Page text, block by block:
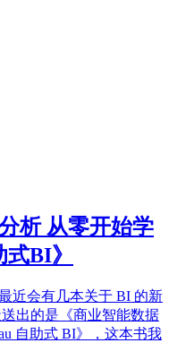
析 从零开始学
BI》
近会有几本关于 BI 的新
出的是《商业智能数据
自助式 BI》，这本书我